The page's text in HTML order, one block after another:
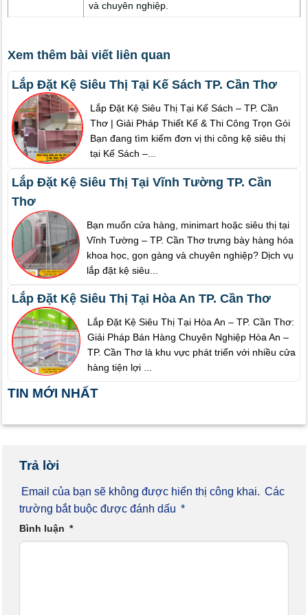
và chuyên nghiệp.
Xem thêm bài viết liên quan
Lắp Đặt Kệ Siêu Thị Tại Kế Sách TP. Cần Thơ
Lắp Đặt Kệ Siêu Thị Tại Kế Sách – TP. Cần
Thơ | Giải Pháp Thiết Kế & Thi Công Trọn Gói
Bạn đang tìm kiếm đơn vị thi công kệ siêu thị
tại Kế Sách –...
Lắp Đặt Kệ Siêu Thị Tại Vĩnh Tường TP. Cần
Thơ
Bạn muốn cửa hàng, minimart hoặc siêu thị tại
Vĩnh Tường – TP. Cần Thơ trưng bày hàng hóa
khoa học, gọn gàng và chuyên nghiệp? Dịch vụ
lắp đặt kệ siêu...
Lắp Đặt Kệ Siêu Thị Tại Hòa An TP. Cần Thơ
Lắp Đặt Kệ Siêu Thị Tại Hòa An – TP. Cần Thơ:
Giải Pháp Bán Hàng Chuyên Nghiệp Hòa An –
TP. Cần Thơ là khu vực phát triển với nhiều cửa
hàng tiện lợi ...
TIN MỚI NHẤT
Trả lời
Email của bạn sẽ không được hiển thị công khai. Các
trường bắt buộc được đánh dấu *
Bình luận *